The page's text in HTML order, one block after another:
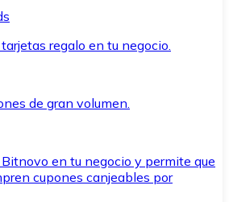
regalo en tu negocio.
de gran volumen.
en tu negocio y permite que
cupones canjeables por